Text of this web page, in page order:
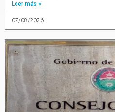
Leer más »
07/08/2026